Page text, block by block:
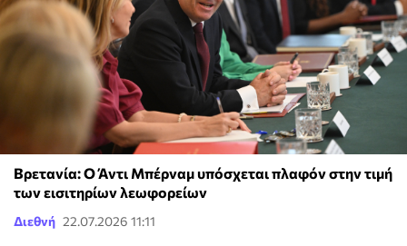
Βρετανία: Ο Άντι Μπέρναμ υπόσχεται πλαφόν στην τιμή
των εισιτηρίων λεωφορείων
Διεθνή 22.07.2026 11:11